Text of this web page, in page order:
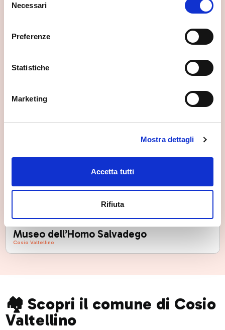
delNecessari
Preferenze
Statistiche
Marketing
Mostra dettagli
Accetta tutti
Rifiuta
Museo dell’Homo Salvadego
Cosio Valtellino
🏘️ Scopri il comune di Cosio
Valtellino